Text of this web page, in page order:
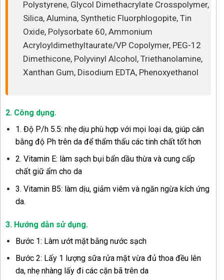
Polystyrene, Glycol Dimethacrylate Crosspolymer,
Silica, Alumina, Synthetic Fluorphlogopite, Tin
Oxide, Polysorbate 60, Ammonium
Acryloyldimethyltaurate/VP Copolymer, PEG-12
Dimethicone, Polyvinyl Alcohol, Triethanolamine,
Xanthan Gum, Disodium EDTA, Phenoxyethanol
2. Công dụng.
1. Độ P/h 5.5: nhẹ dịu phù hợp với mọi loại da, giúp cân
bằng độ Ph trên da để thẩm thấu các tinh chất tốt hơn
2. Vitamin E: làm sạch bụi bẩn dầu thừa và cung cấp
chất giữ ẩm cho da
3. Vitamin B5: làm dịu, giảm viêm và ngăn ngừa kích ứng
da.
3. Hướng dẫn sử dụng.
Bước 1: Làm ướt mặt bằng nước sạch
Bước 2: Lấy 1 lượng sữa rửa mặt vừa đủ thoa đều lên
da, nhẹ nhàng lấy đi các cặn bã trên da